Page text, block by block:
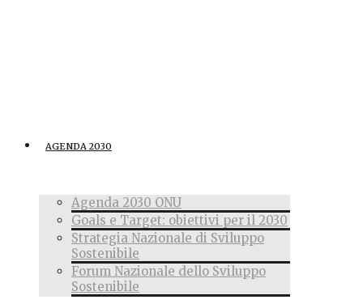
AGENDA 2030
Agenda 2030 ONU
Goals e Target: obiettivi per il 2030
Strategia Nazionale di Sviluppo
Sostenibile
Forum Nazionale dello Sviluppo
Sostenibile